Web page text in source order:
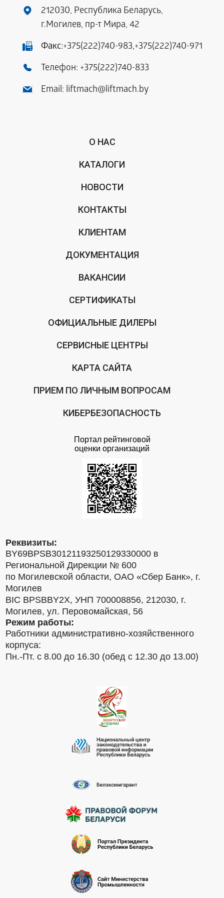
212030, Республика Беларусь,
г.Могилев, пр-т Мира, 42
Факс:+375(222)740-983,+375(222)740-971
Телефон: +375(222)740-833
Email: liftmach@liftmach.by
О НАС
КАТАЛОГИ
НОВОСТИ
КОНТАКТЫ
КЛИЕНТАМ
ДОКУМЕНТАЦИЯ
ВАКАНСИИ
СЕРТИФИКАТЫ
ОФИЦИАЛЬНЫЕ ДИЛЕРЫ
СЕРВИСНЫЕ ЦЕНТРЫ
КАРТА САЙТА
ПРИЕМ ПО ЛИЧНЫМ ВОПРОСАМ
КИБЕРБЕЗОПАСНОСТЬ
Портал рейтинговой
оценки организаций
Реквизиты:
BY69BPSB30121193250129330000 в
Региональной Дирекции № 600
по Могилевской области, ОАО «Сбер Банк», г.
Могилев
BIC BPSBBY2X, УНП 700008856, 212030, г.
Могилев, ул. Перовомайская, 56
Режим работы:
Работники административно-хозяйственного
корпуса:
Пн.-Пт. с 8.00 до 16.30 (обед с 12.30 до 13.00)